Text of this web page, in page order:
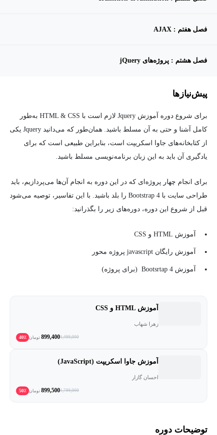
فصل هفتم : AJAX
فصل هشتم : پروژه‌های jQuery
پیش‌نیاز‌ها
برای شروع دوره آموزش Jquery لازم است با HTML & CSS به‌طور
کامل آشنا و حتی به آن مسلط باشید. همان‌طور که می‌دانید Jquery یکی
از کتابخانه‌های جاوا اسکریپت است، بنابراین طبیعی است که برای
یادگیری آن باید به این زبان برنامه‌نویسی مسلط باشید.
برای انجام چهار پروژه‌ای که در این دوره به انجام آن‌ها می‌پردازیم، باید
طراحی سایت با Bootstrap 4 را بلد باشید. با این تفاسیر، توصیه می‌شود
قبل از شروع این دوره، دوره‌های زیر را بگذرانید:
آموزش HTML و CSS
آموزش رایگان javascript پروژه محور
آموزش Bootsrtap 4 (برای پروژه)
آموزش HTML و CSS
زهرا شهاب
1,499,000
899,400 تومان 40٪
آموزش جاوا اسکریپت (JavaScript)
احسان گازار
1,799,000
899,500 تومان 50٪
توضیحات دوره